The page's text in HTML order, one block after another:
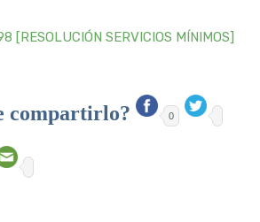
[RESOLUCIÓN SERVICIOS MÍNIMOS]
compartirlo? 0